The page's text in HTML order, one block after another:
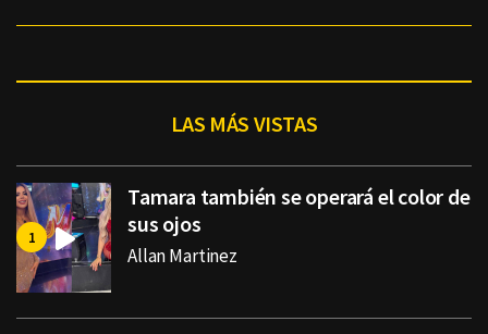
LAS MÁS VISTAS
Tamara también se operará el color de
sus ojos
Allan Martinez